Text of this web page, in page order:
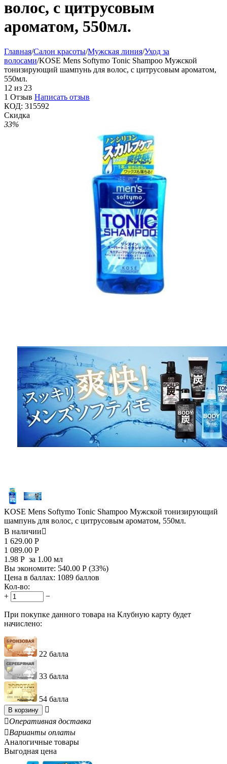
волос, с цитрусовым
ароматом, 550мл.
Главная/Салон красоты/Мужская линия/Уход за
волосами/KOSE Mens Softymo Tonic Shampoo Мужской
тонизирующий шампунь для волос, с цитрусовым ароматом,
550мл.
12 из 23
1 Отзыв Написать отзыв
КОД: 315592
Скидка
33%
KOSE Mens Softymo Tonic Shampoo Мужской тонизирующий
шампунь для волос, с цитрусовым ароматом, 550мл.
В наличии
1 629.00 Р
1 089.00 Р
1.98 Р за 1.00 мл
Вы экономите: 540.00 Р (33%)
Цена в баллах: 1089 баллов
Кол-во:
+
−
При покупке данного товара на Клубную карту будет
начислено:
22 балла
33 балла
54 балла
В корзину

Оперативная доставка
Варианты оплаты
Аналогичные товары
Выгодная цена